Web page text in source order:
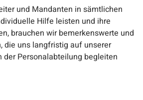
und Mandanten in sämtlichen
Hilfe leisten und ihre
brauchen wir bemerkenswerte und
die uns langfristig auf unserer
der Personalabteilung begleiten